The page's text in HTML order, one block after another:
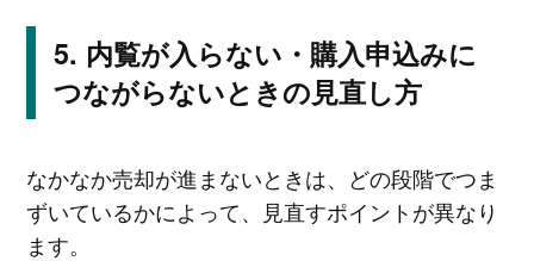
内覧が入らない・購入申込みに
つながらないときの見直し方
なかなか売却が進まないときは、どの段階でつま
ずいているかによって、見直すポイントが異なり
ます。